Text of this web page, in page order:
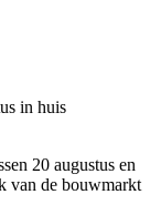
in huis
20 augustus en
van de bouwmarkt